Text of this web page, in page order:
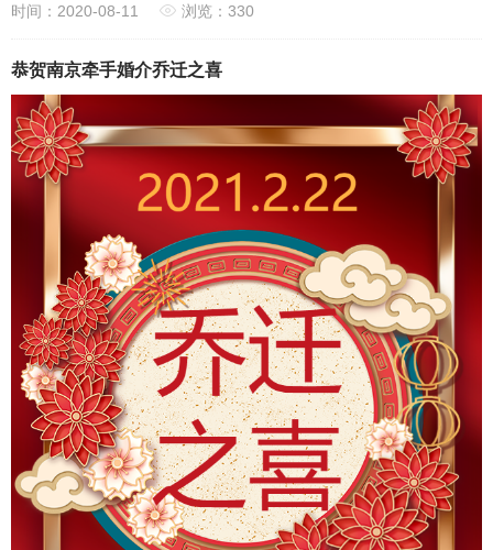
时间：2020-08-11 浏览：330
恭贺南京牵手婚介乔迁之喜